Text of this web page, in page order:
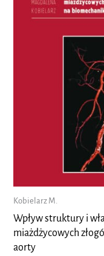
Kobielarz M.
Wpływ struktury i
miażdżycowych
aorty